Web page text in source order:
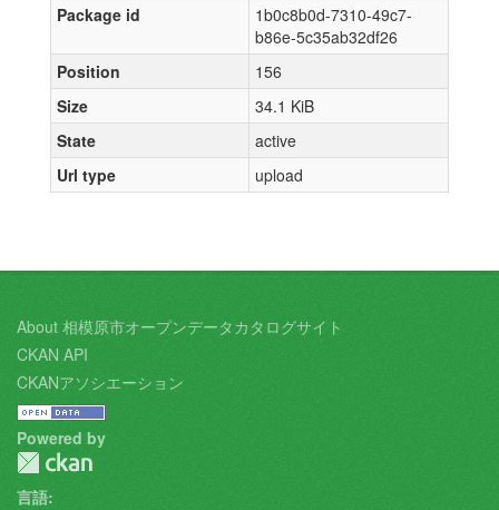
Package id
1b0c8b0d-7310-49c7-
b86e-5c35ab32df26
Position
156
Size
34.1 KiB
State
active
Url type
upload
About 相模原市オープンデータカタログサイト
CKAN API
CKANアソシエーション
Powered by
言語